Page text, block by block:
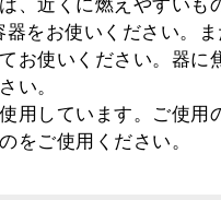
、近くに燃えやすいも
をお使いください。
お使いください。器に
い。
用しています。ご使用
をご使用ください。